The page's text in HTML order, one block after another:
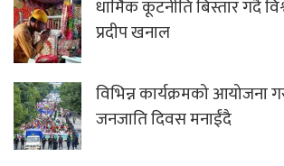
धार्मिक कूटनीति बिस्तार गर्दै
प्रदीप खनाल
विभिन्न कार्यक्रमको आयोजना
जनजाति दिवस मनाईंदै